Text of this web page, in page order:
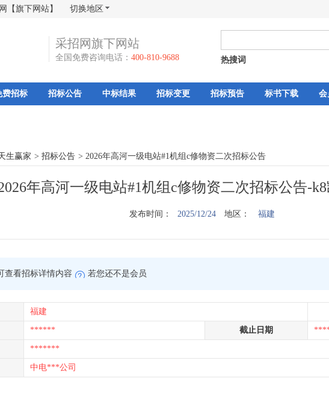
【旗下网站】 切换地区
采招网旗下网站
全国免费咨询电话： 400-810-9688 热搜词
费招标 招标公告 中标结果 招标变更 招标预告 标书下载 会
生赢家 > 招标公告 > 2026年高河一级电站#1机组c修物资二次招标公告
年高河一级电站#1机组c修物资二次招标公告-
发布时间： 2025/12/24 地区： 福建
查看招标详情内容 若您还不是会员
福建
****** 截止日期
*******
中电***公司